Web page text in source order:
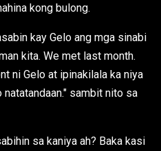
kong bulong.
kay Gelo ang mga sinabi
kita. We met last month.
ni Gelo at ipinakilala ka niya
sambit nito sa
sa kaniya ah? Baka kasi